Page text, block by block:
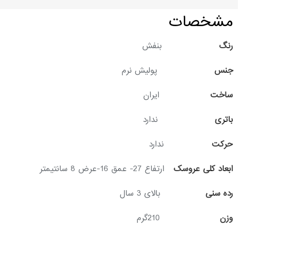
مشخصات
رنگ
بنفش
جنس پولیش نرم
ساخت
ایران
باتری
ندارد
حرکت
ندارد
ابعاد کلی عروسک ارتفاع 27- عمق 16-عرض 8 سانتیمتر
رده سنی بالای 3 سال
وزن
210گرم